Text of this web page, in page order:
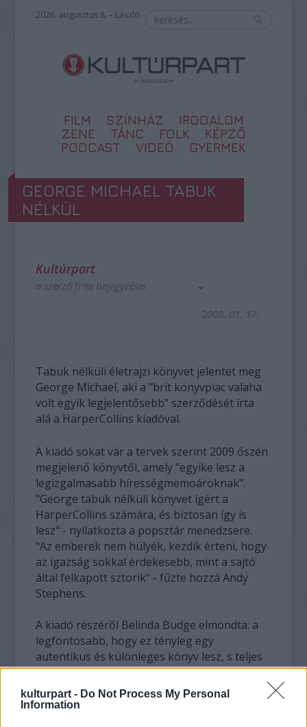
kulturpart - Do Not Process My Personal
Information
2026. augusztus 8. – László
FILM SZÍNHÁZ
IRODALOM
ZENE
TÁNC FOLK
KÉPZŐ
PODCAST
VIDEÓ GYERMEK
GEORGE MICHAEL TABUK
NÉLKÜL
Kultúrpart
a szerző friss bejegyzései
2008. 01. 17.
Tabuk nélküli életrajzi könyvet jelentet meg
George Michael, aki a "brit könyvpiac valaha
volt egyik legjelentősebb" szerződését írta
alá a HarperCollins kiadóval.
A kiadó sokat vár a tervek szerint 2009 őszén
megjelenő könyvtől, amely "egyike lesz a
legizgalmasabb hírességmemoároknak".
"George tabuk nélküli könyvet ígért a
HarperCollins számára, és biztosan így is
lesz" - nyilatkozta a popsztár menedzsere.
"Az emberek nem hülyék, kezdik érteni, hogy
az igazság sokkal érdekesebb, mint a sajtó
által felkapott sztorik" - fűzte hozzá Andy
Stephens.
A kiadó részéről Belinda Budge elmondta: a
legfontosabb, hogy ez tényleg egy
autentikus és különleges könyv lesz, s teljes
egészében George Michael írja meg.
A 80 millió eladott lemezzel büszkélkedő 44